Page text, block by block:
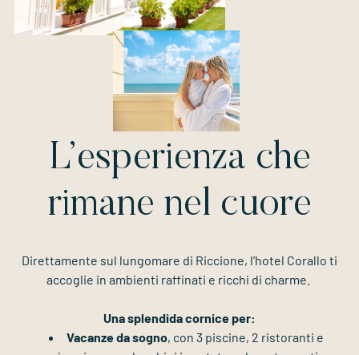
L’esperienza che
rimane nel cuore
Direttamente sul lungomare di Riccione, l’hotel Corallo ti
accoglie in ambienti raffinati e ricchi di charme.
Una splendida cornice per:
Vacanze da sogno, con 3 piscine, 2 ristoranti e